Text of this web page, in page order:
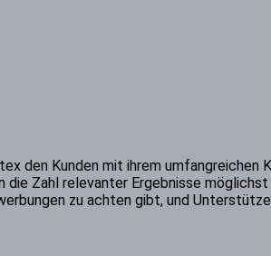
den Kunden mit ihrem
Zahl relevanter Ergebnisse
zu achten gibt, und